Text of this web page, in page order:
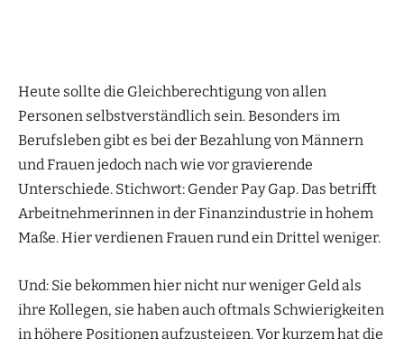
Heute sollte die Gleichberechtigung von allen
Personen selbstverständlich sein. Besonders im
Berufsleben gibt es bei der Bezahlung von Männern
und Frauen jedoch nach wie vor gravierende
Unterschiede. Stichwort: Gender Pay Gap. Das betrifft
Arbeitnehmerinnen in der Finanzindustrie in hohem
Maße. Hier verdienen Frauen rund ein Drittel weniger.
Und: Sie bekommen hier nicht nur weniger Geld als
ihre Kollegen, sie haben auch oftmals Schwierigkeiten
in höhere Positionen aufzusteigen. Vor kurzem hat die